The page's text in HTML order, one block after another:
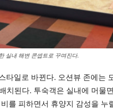
실내 해변 콘셉트로 꾸며진다.
타일로 바뀐다. 오션뷰 존에는
치된다. 투숙객은 실내에 머물
를 피하면서 휴양지 감성을 누